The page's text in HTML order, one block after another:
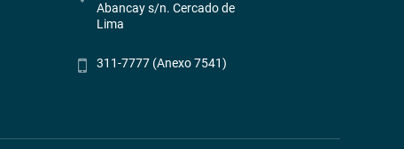
Abancay s/n. Cercado de
Lima
311-7777 (Anexo 7541)